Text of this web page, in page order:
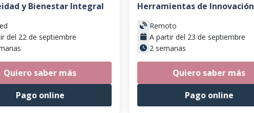
y Bienestar Integral
del 22 de septiembre
Quiero saber más
Pago online
Herramientas de Innovación
Remoto
A partir del 23 de septiembre
2 semanas
Quiero saber más
Pago online